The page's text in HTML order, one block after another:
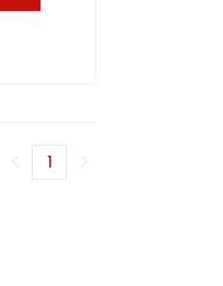
1(corrente)